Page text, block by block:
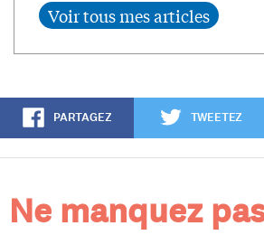
PARTAGEZ TWEETEZ
Ne manquez